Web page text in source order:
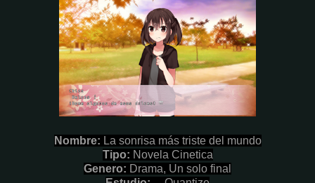
Nombre: La sonrisa más triste del mundo
Tipo: Novela Cinetica
Genero: Drama, Un solo final